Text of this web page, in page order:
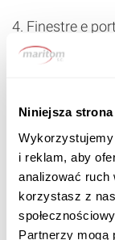
Niniejsza
i reklam, aby
analizować ruch
korzystasz z
Partnerzy mogą
4. Finestre e
Questa offerta
realizzate nello
richiesta del
la pena